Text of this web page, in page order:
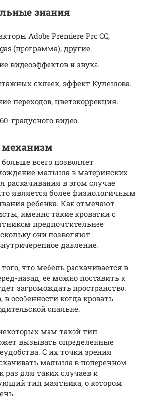
знания
Adobe Premiere Pro CC,
(программа), другие.
видеоэффектов и звука.
склеек, эффект Кулешова.
переходов, цветокоррекция.
градусного видео.
всего позволяет
малыша в материнских
раскачивания в этом случае
является более физиологичным
ребенка. Как отмечают
именно такие кроватки с
предпочтительнее
они позволяют
давление.
что мебель раскачивается в
назад, ее можно поставить к
загромождать пространство.
в особенности когда кровать
спальне.
мам такой тип
вызывать определенные
С их точки зрения
малыша в поперечном
раз для таких случаев и
тип маятника, о котором